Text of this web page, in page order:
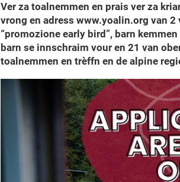
Ver za toalnemmen en prais ver za
vrong en adress www.yoalin.org van
“promozione early bird”, barn
barn se innschraim vour en 21 van
toalnemmen en trèffn en de alpine